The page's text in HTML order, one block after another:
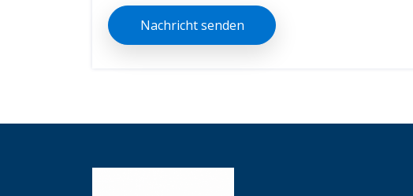
Nachricht senden